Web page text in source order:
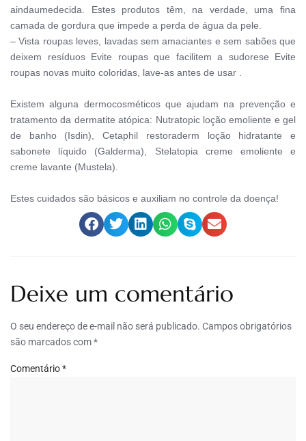
aindaumedecida. Estes produtos têm, na verdade, uma fina
camada de gordura que impede a perda de água da pele.
– Vista roupas leves, lavadas sem amaciantes e sem sabões que
deixem resíduos Evite roupas que facilitem a sudorese Evite
roupas novas muito coloridas, lave-as antes de usar .
Existem alguna dermocosméticos que ajudam na prevenção e
tratamento da dermatite atópica: Nutratopic loção emoliente e gel
de banho (Isdin), Cetaphil restoraderm loção hidratante e
sabonete líquido (Galderma), Stelatopia creme emoliente e
creme lavante (Mustela).
Estes cuidados são básicos e auxiliam no controle da doença!
Deixe um comentário
O seu endereço de e-mail não será publicado. Campos obrigatórios
são marcados com*
Comentário*